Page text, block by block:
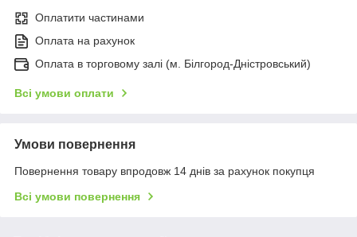
Оплатити частинами
Оплата на рахунок
Оплата в торговому залі (м. Білгород-Дністровський)
Всі умови оплати
Умови повернення
Повернення товару впродовж 14 днів за рахунок покупця
Всі умови повернення